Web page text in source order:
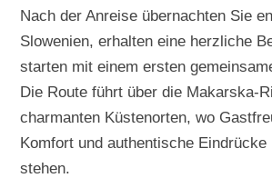
Nach der Anreise übernachten Sie
Slowenien, erhalten eine herzliche
starten mit einem ersten
Die Route führt über die Makarska-
charmanten Küstenorten, wo
Komfort und authentische
stehen.